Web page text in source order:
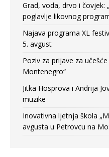
Grad, voda, drvo i čovjek:
poglavlje likovnog
Najava programa XL
5. avgust
Poziv za prijave za
Montenegro“
Jitka Hosprova i Andrija
muzike
Inovativna ljetnja škola
avgusta u Petrovcu na